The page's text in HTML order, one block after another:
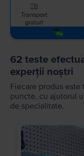
Transport
gratuit
62 teste
experții noștri
Fiecare produs este
puncte, cu ajutorul
de specialitate.